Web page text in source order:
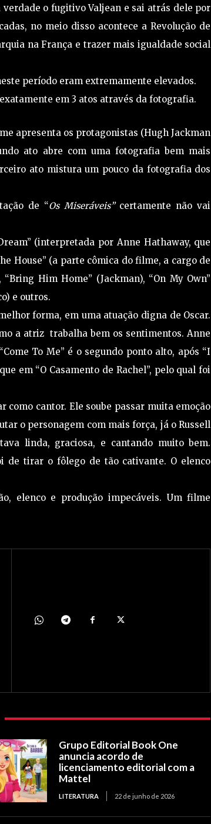
o fugitivo Valjean e sai atrás dele por
no meio disso acontece a Revolução de
na França e trazer mais igualdade social
período eram extremamente elevados.
em 3 atos através da fotografia.
apresenta os protagonistas (Hugh Jackman
ato abre com uma fotografia bem mais
ato mistura um pouco da fotografia dos
de “Os Miseráveis”certamente não vai
(interpretada por Anne Hathaway, que
House” (a parte cômica do filme, a cargo de
Him Home” (Jackman), “On My Own”
e outros.
forma, em uma atuação digna de Oscar.
a atriz trabalha bem os sentimentos. Anne
To Me” é o segundo ponto alto, após “I
em “O Casamento de Rachel”, pelo qual foi
como cantor. Ele soube passar muita emoção
o personagem com mais força, já o Russell
linda, graciosa, e cantando muito bem.
de tirar o fôlego de tão cativante. O elenco
elenco e produção impecáveis. Um filme
Grupo Editorial Book One
anuncia acordo de
licenciamento editorial com a
Mattel
LITERATURA 22 de junho de 2026